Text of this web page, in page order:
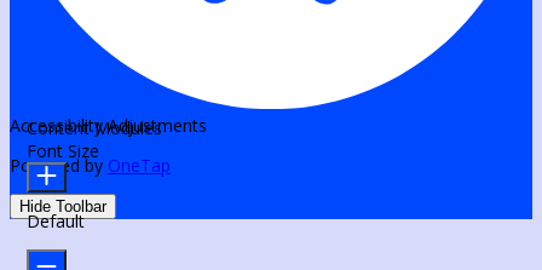
Accessibility Adjustments
Powered by OneTap
Hide Toolbar
Content Modules
Font Size
Default